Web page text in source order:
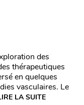
des
thérapeutiques
en quelques
vasculaires. Le
LA SUITE